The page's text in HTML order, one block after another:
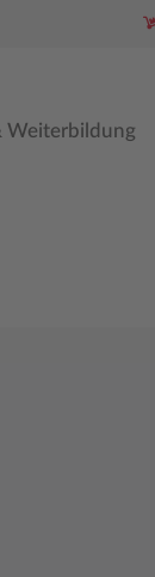
Weiterbildung